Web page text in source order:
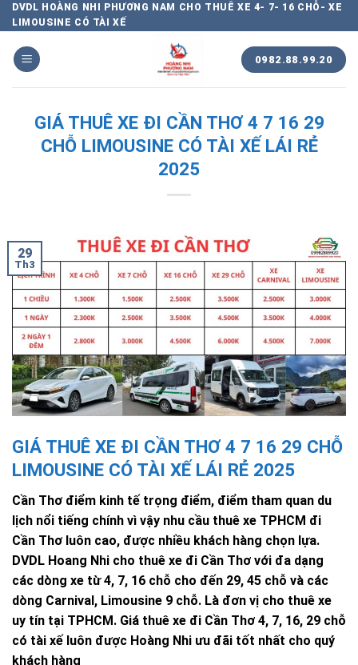
Chuyển
đến
nội
dung
DVDL HOÀNG NHI PHƯƠNG NAM CHO THUÊ XE 4- 7- 16 CHỖ- XE
LIMOUSINE CÓ TÀI XẾ
0982.88.99.20
GIÁ THUÊ XE ĐI CẦN THƠ 4 7 16 29
CHỖ LIMOUSINE CÓ TÀI XẾ LÁI RẺ
2025
29
Th3
GIÁ THUÊ XE ĐI CẦN THƠ 4 7 16 29 CHỖ
LIMOUSINE CÓ TÀI XẾ LÁI RẺ 2025
Cần Thơ điểm kinh tế trọng điểm, điểm tham quan du
lịch nổi tiếng chính vì vậy nhu cầu thuê xe TPHCM đi
Cần Thơ luôn cao, được nhiều khách hàng chọn lựa.
DVDL Hoang Nhi cho thuê xe đi Cần Thơ với đa dạng
các dòng xe từ 4, 7, 16 chỗ cho đến 29, 45 chỗ và các
dòng Carnival, Limousine 9 chỗ. Là đơn vị cho thuê xe
uy tín tại TPHCM. Giá thuê xe đi Cần Thơ 4, 7, 16, 29 chỗ
có tài xế luôn được Hoàng Nhi ưu đãi tốt nhất cho quý
khách hàng